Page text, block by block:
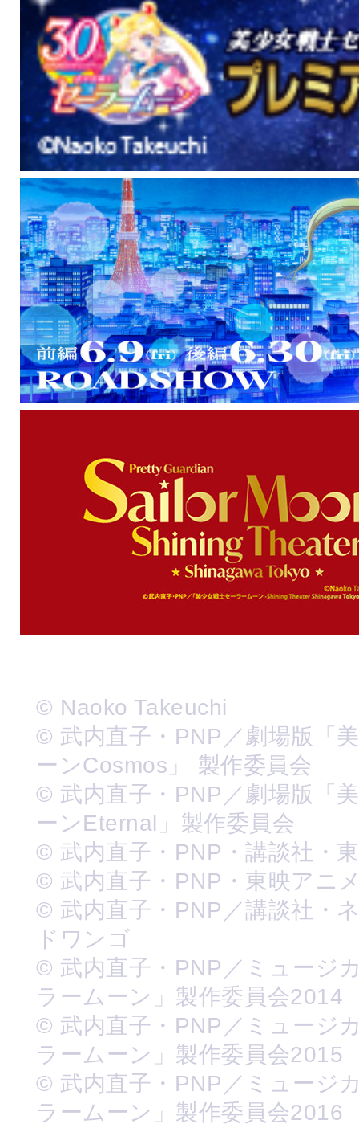
© Naoko Takeuchi
© 武内直子・PNP／劇場版「
ーンCosmos」 製作委員会
© 武内直子・PNP／劇場版「
ーンEternal」製作委員会
© 武内直子・PNP・講談社・
© 武内直子・PNP・東映アニ
© 武内直子・PNP／講談社・
ドワンゴ
© 武内直子・PNP／ミュージ
ラームーン」製作委員会2014
© 武内直子・PNP／ミュージ
ラームーン」製作委員会2015
© 武内直子・PNP／ミュージ
ラームーン」製作委員会2016